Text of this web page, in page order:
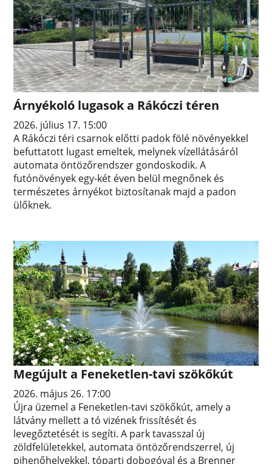
Árnyékoló lugasok a Rákóczi téren
2026. július 17. 15:00
A Rákóczi téri csarnok előtti padok fölé növényekkel
befuttatott lugast emeltek, melynek vízellátásáról
automata öntözőrendszer gondoskodik. A
futónövények egy-két éven belül megnőnek és
természetes árnyékot biztosítanak majd a padon
ülőknek.
Megújult a Feneketlen-tavi szökőkút
2026. május 26. 17:00
Újra üzemel a Feneketlen-tavi szökőkút, amely a
látvány mellett a tó vizének frissítését és
levegőztetését is segíti. A park tavasszal új
zöldfelületekkel, automata öntözőrendszerrel, új
pihenőhelyekkel, tóparti dobogóval és a Brenner